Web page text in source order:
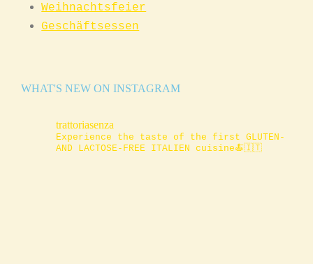
Weihnachtsfeier
Geschäftsessen
WHAT'S NEW ON INSTAGRAM
trattoriasenza
Experience the taste of the first GLUTEN-
AND LACTOSE-FREE ITALIEN cuisine🍝🇮🇹